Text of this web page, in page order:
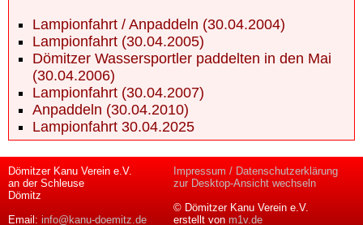
Lampionfahrt / Anpaddeln (30.04.2004)
Lampionfahrt (30.04.2005)
Dömitzer Wassersportler paddelten in den Mai
(30.04.2006)
Lampionfahrt (30.04.2007)
Anpaddeln (30.04.2010)
Lampionfahrt 30.04.2025
Dömitzer Kanu Verein e.V.
an der Schleuse
Dömitz
Email: info@kanu-doemitz.de
Impressum / Datenschutzerklärung
zur Desktop-Ansicht wechseln
© Dömitzer Kanu Verein e.V.
erstellt von m1v.de